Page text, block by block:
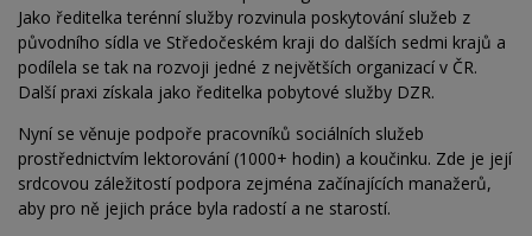
Jako ředitelka terénní služby rozvinula poskytování služeb z
původního sídla ve Středočeském kraji do dalších sedmi krajů a
podílela se tak na rozvoji jedné z největších organizací v ČR.
Další praxi získala jako ředitelka pobytové služby DZR.
Nyní se věnuje podpoře pracovníků sociálních služeb
prostřednictvím lektorování (1000+ hodin) a koučinku. Zde je její
srdcovou záležitostí podpora zejména začínajících manažerů,
aby pro ně jejich práce byla radostí a ne starostí.